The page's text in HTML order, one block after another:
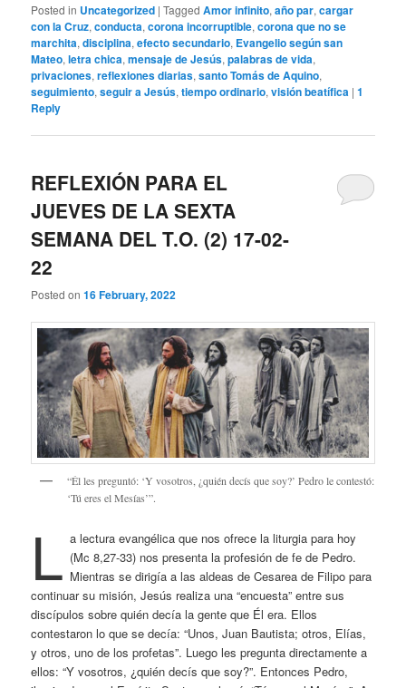
Posted in Uncategorized |Tagged Amor infinito,año par,cargar
con la Cruz,conducta,corona incorruptible,corona que no se
marchita,disciplina,efecto secundario, Evangelio según san
Mateo,letra chica,mensaje de Jesús,palabras de vida,
privaciones,reflexiones diarias,santo Tomás de Aquino,
seguimiento,seguir a Jesús,tiempo ordinario,visión beatífica |1
Reply
REFLEXIÓN PARA EL
JUEVES DE LA SEXTA
SEMANA DEL T.O. (2) 17-02-
22
Posted on16 February, 2022
“Él les preguntó: ‘Y vosotros, ¿quién decís que soy?’ Pedro le contestó:
‘Tú eres el Mesías’”.
L a lectura evangélica que nos ofrece la liturgia para hoy
(Mc 8,27-33) nos presenta la profesión de fe de Pedro.
Mientras se dirigía a las aldeas de Cesarea de Filipo para
continuar su misión, Jesús realiza una “encuesta” entre sus
discípulos sobre quién decía la gente que Él era. Ellos
contestaron lo que se decía: “Unos, Juan Bautista; otros, Elías,
y otros, uno de los profetas”. Luego les pregunta directamente a
ellos: “Y vosotros, ¿quién decís que soy?”. Entonces Pedro,